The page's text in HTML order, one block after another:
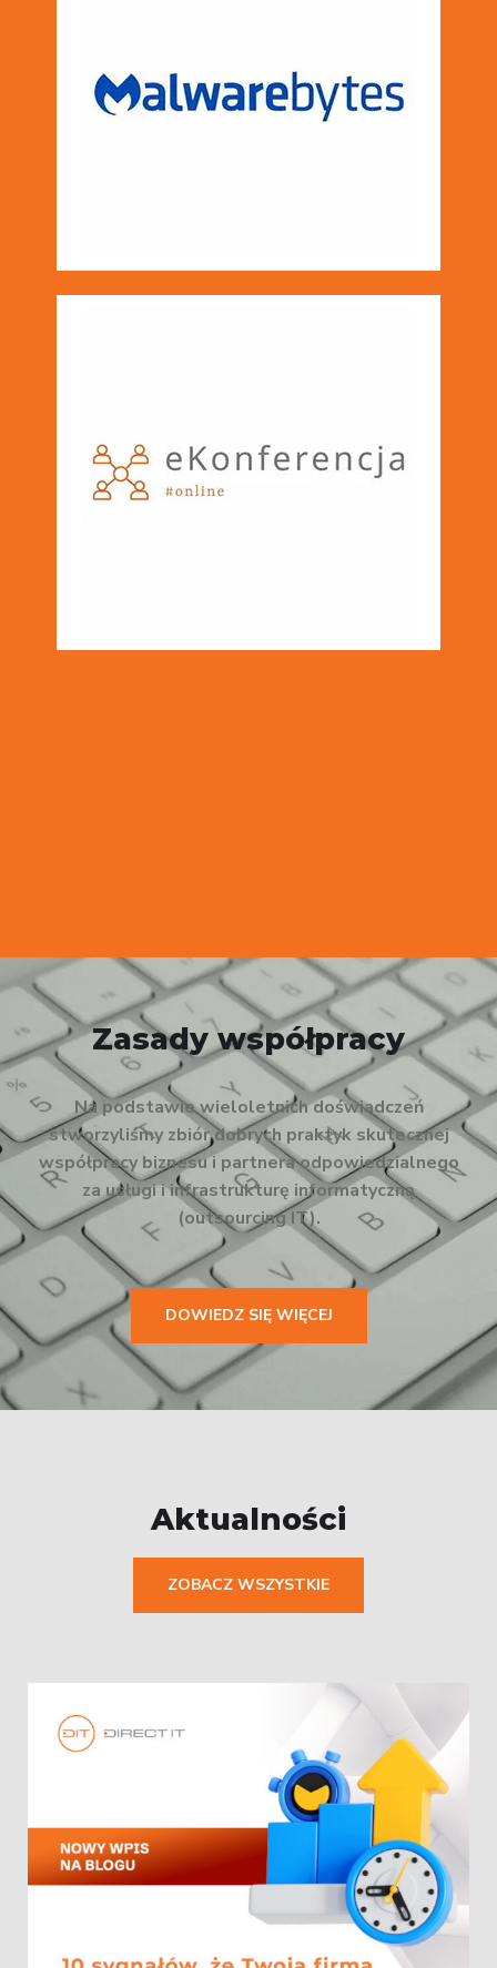
Zasady współpracy
Na podstawie wieloletnich doświadczeń
stworzyliśmy zbiór dobrych praktyk skutecznej
współpracy biznesu i partnera odpowiedzialnego
za usługi i infrastrukturę informatyczną
(outsourcing IT).
DOWIEDZ SIĘ WIĘCEJ
Aktualności
ZOBACZ WSZYSTKIE